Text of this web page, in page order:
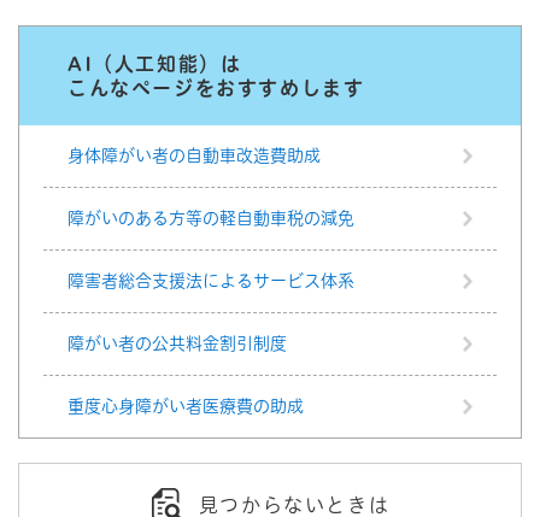
AI（人工知能）は
こんなページをおすすめします
身体障がい者の自動車改造費助成
障がいのある方等の軽自動車税の減免
障害者総合支援法によるサービス体系
障がい者の公共料金割引制度
重度心身障がい者医療費の助成
見つからないときは